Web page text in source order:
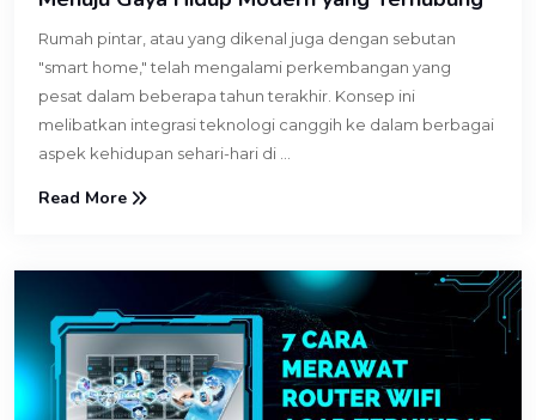
Rumah pintar, atau yang dikenal juga dengan sebutan
"smart home," telah mengalami perkembangan yang
pesat dalam beberapa tahun terakhir. Konsep ini
melibatkan integrasi teknologi canggih ke dalam berbagai
aspek kehidupan sehari-hari di ...
Read More